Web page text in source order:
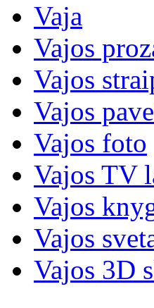
Vaja
Vajos
Vajos
Vajos
Vajos foto
Vajos TV
Vajos
Vajos
Vajos 3D